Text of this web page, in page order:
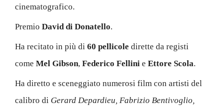
Ha recitato in più di
comeMel Gibson,Federico Fellini
Ha diretto e sceneggiato numerosi film con artisti del
calibro di Gerard Depardieu, Fabrizio Bentivoglio,
Margherita Buy, Valeria Golino, Riccardo Scamarcio,
Claudia Gerini, Michele Placido, Giovanna